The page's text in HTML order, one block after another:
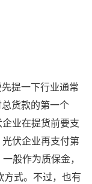
提一下行业通常
货款的第一个
业在提货前要支
伏企业再支付第
般作为质保金，
式。不过，也有